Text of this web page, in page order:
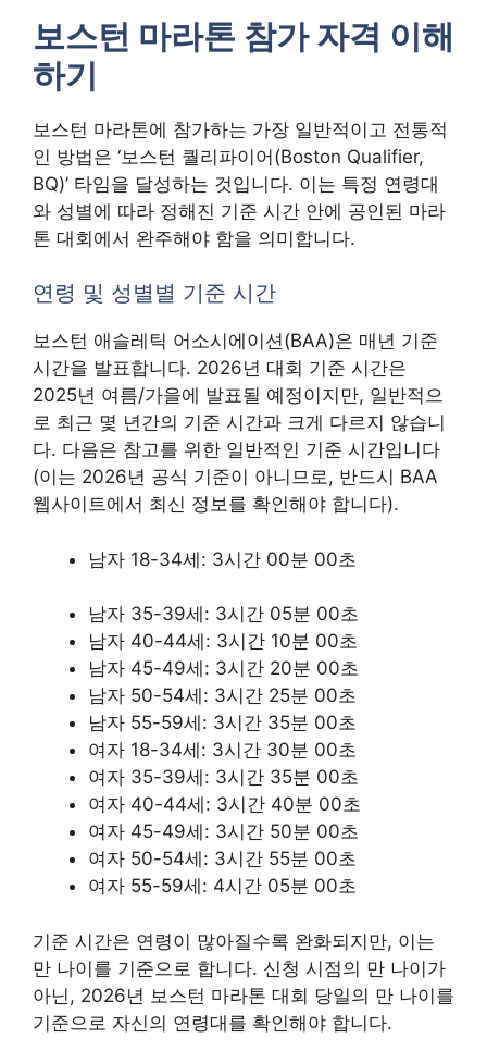
보스턴 마라톤 참가 자격 이해
하기
보스턴 마라톤에 참가하는 가장 일반적이고 전통적
인 방법은 ‘보스턴 퀄리파이어(Boston Qualifier,
BQ)’ 타임을 달성하는 것입니다. 이는 특정 연령대
와 성별에 따라 정해진 기준 시간 안에 공인된 마라
톤 대회에서 완주해야 함을 의미합니다.
연령 및 성별별 기준 시간
보스턴 애슬레틱 어소시에이션(BAA)은 매년 기준
시간을 발표합니다. 2026년 대회 기준 시간은
2025년 여름/가을에 발표될 예정이지만, 일반적으
로 최근 몇 년간의 기준 시간과 크게 다르지 않습니
다. 다음은 참고를 위한 일반적인 기준 시간입니다
(이는 2026년 공식 기준이 아니므로, 반드시 BAA
웹사이트에서 최신 정보를 확인해야 합니다).
남자 18-34세: 3시간 00분 00초
남자 35-39세: 3시간 05분 00초
남자 40-44세: 3시간 10분 00초
남자 45-49세: 3시간 20분 00초
남자 50-54세: 3시간 25분 00초
남자 55-59세: 3시간 35분 00초
여자 18-34세: 3시간 30분 00초
여자 35-39세: 3시간 35분 00초
여자 40-44세: 3시간 40분 00초
여자 45-49세: 3시간 50분 00초
여자 50-54세: 3시간 55분 00초
여자 55-59세: 4시간 05분 00초
기준 시간은 연령이 많아질수록 완화되지만, 이는
만 나이를 기준으로 합니다. 신청 시점의 만 나이가
아닌, 2026년 보스턴 마라톤 대회 당일의 만 나이를
기준으로 자신의 연령대를 확인해야 합니다.